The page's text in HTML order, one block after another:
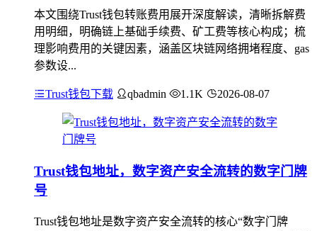
本文围绕Trust钱包转账费用展开深度解读，清晰拆解费
用明细，明确链上基础手续费、矿工费等核心构成；梳
理影响费用的关键因素，涵盖区块链网络拥堵程度、gas
参数设...
Trust钱包下载 qbadmin 1.1K 2026-08-07
Trust钱包地址，数字资产安全流转的数字门牌
号
Trust钱包地址是数字资产安全流转的核心“数字门牌